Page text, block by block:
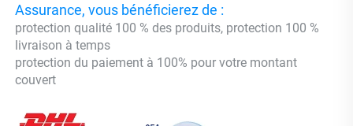
Assurance, vous bénéficierez de :
protection qualité 100 % des produits, protection 100 %
livraison à temps
protection du paiement à 100% pour votre montant
couvert